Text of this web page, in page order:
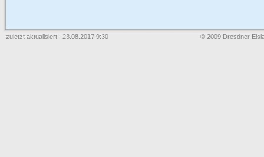
zuletzt aktualisiert : 23.08.2017 9:30 © 2009 Dresdner